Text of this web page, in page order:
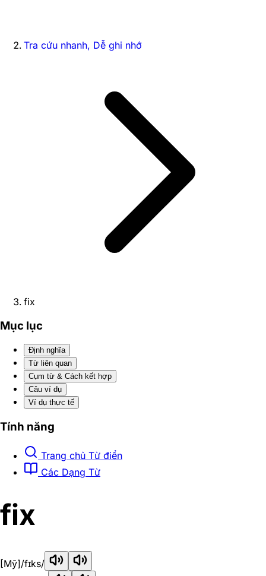
Tra cứu nhanh, Dễ ghi nhớ
fix
Mục lục
Định nghĩa
Từ liên quan
Cụm từ & Cách kết hợp
Câu ví dụ
Ví dụ thực tế
Tính năng
Trang chủ Từ điển
Các Dạng Từ
fix
[Mỹ]/fɪks/